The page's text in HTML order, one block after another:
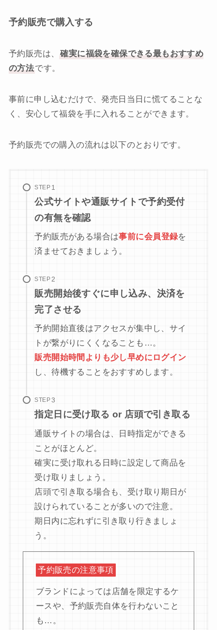
予約販売で購入する
予約販売は、
確実に福袋を確保できる最もおすすめ
の方法です。
事前に申し込むだけで、発売日当日に慌てることな
く、安心して福袋を手に入れることができます。
予約販売での購入の流れは以下のとおりです。
STEP
公式サイトや通販サイトで予約受付
の有無を確認
予約販売がある場合は事前に会員登録を
済ませておきましょう。
STEP
販売開始後すぐに申し込み、決済を
完了させる
予約開始直後はアクセスが集中し、サイ
トが繋がりにくくなることも…。
販売開始時間よりも少し早めにログイン
し、待機することをおすすめします。
STEP
指定日に受け取る or 店頭で引き取る
通販サイトの場合は、日時指定ができる
ことがほとんど。
確実に受け取れる日時に設定して商品を
受け取りましょう。
店頭で引き取る場合も、受け取り期日が
設けられていることが多いので注意。
期日内に忘れずに引き取り行きましょ
う。
予約販売の注意事項
ブランドによっては店舗を限定するケ
ースや、予約販売自体を行わないこと
も…。